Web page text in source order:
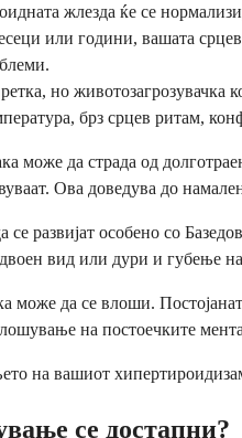
жлезда ќе се
или години, вашата
но животозагрозувачка
брз срцев ритам,
може да страда од
Ова доведува до
развијат особено со
вид или дури и губење
може да се влоши.
на постоечките
на вашиот
се достапни?